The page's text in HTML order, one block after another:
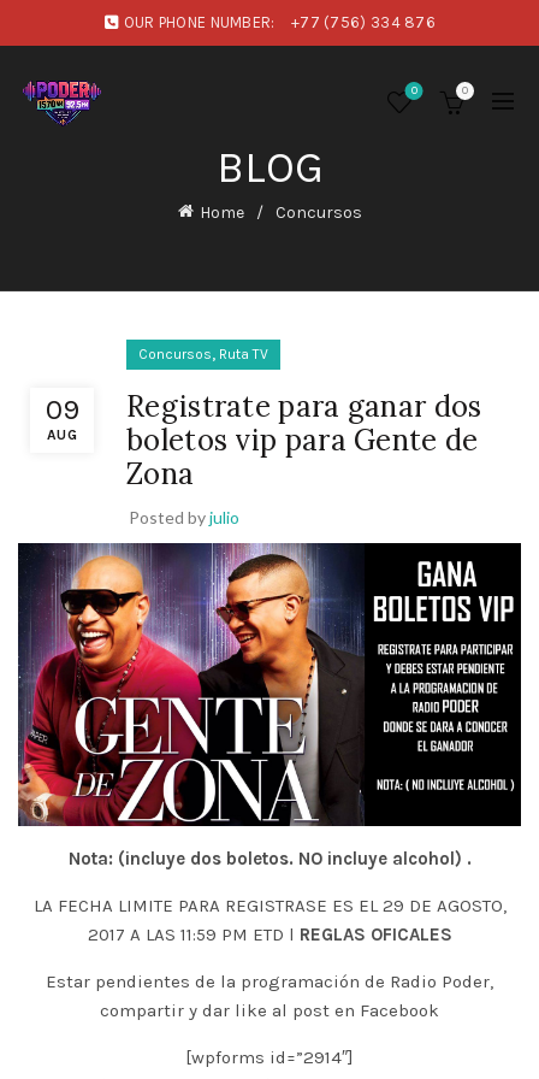
OUR PHONE NUMBER: +77 (756) 334 876
0 0
BLOG
Home Concursos
09
AUG
Concursos, Ruta TV
Registrate para ganar dos
boletos vip para Gente de
Zona
Posted byjulio
Nota: (incluye dos boletos. NO incluye alcohol) .
LA FECHA LIMITE PARA REGISTRASE ES EL 29 DE AGOSTO,
2017 A LAS 11:59 PM ETD l REGLAS OFICALES
Estar pendientes de la programación de Radio Poder,
compartir y dar like al post en Facebook
[wpforms id=”2914″]